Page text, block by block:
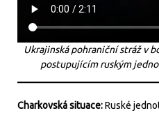
Ukrajinská pohraniční stráž v
postupujícím ruským
Charkovská situace:Ruské